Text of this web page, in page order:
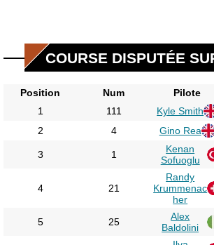
COURSE DISPUTÉE
Position Num Pilote
1
111 Kyle Smith
2
4 Gino Rea
3 1
Kenan
Sofuoglu
4 21
Randy
Krummenac
her
5 25
Alex
Baldolini